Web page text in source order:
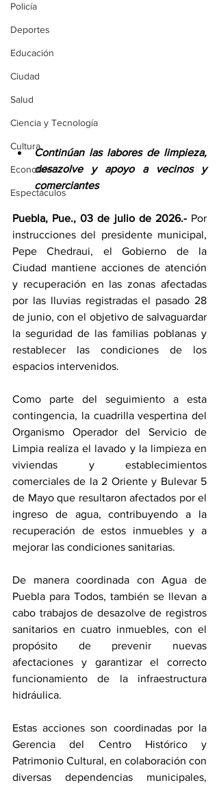
Policía
Deportes
Educación
Ciudad
Salud
Ciencia y Tecnología
Cultura
Economía
Espectáculos
Continúan las labores de limpieza,
desazolve y apoyo a vecinos y
comerciantes
Puebla, Pue., 03 de julio de 2026.- Por
instrucciones del presidente municipal,
Pepe Chedraui, el Gobierno de la
Ciudad mantiene acciones de atención
y recuperación en las zonas afectadas
por las lluvias registradas el pasado 28
de junio, con el objetivo de salvaguardar
la seguridad de las familias poblanas y
restablecer las condiciones de los
espacios intervenidos.
Como parte del seguimiento a esta
contingencia, la cuadrilla vespertina del
Organismo Operador del Servicio de
Limpia realiza el lavado y la limpieza en
viviendas y establecimientos
comerciales de la 2 Oriente y Bulevar 5
de Mayo que resultaron afectados por el
ingreso de agua, contribuyendo a la
recuperación de estos inmuebles y a
mejorar las condiciones sanitarias.
De manera coordinada con Agua de
Puebla para Todos, también se llevan a
cabo trabajos de desazolve de registros
sanitarios en cuatro inmuebles, con el
propósito de prevenir nuevas
afectaciones y garantizar el correcto
funcionamiento de la infraestructura
hidráulica.
Estas acciones son coordinadas por la
Gerencia del Centro Histórico y
Patrimonio Cultural, en colaboración con
diversas dependencias municipales,